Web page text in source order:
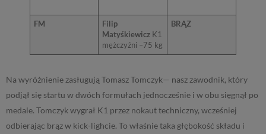
FM
Filip
Matyśkiewicz K1
mężczyźni –75 kg
BRĄZ
Na wyróżnienie zasługują Tomasz Tomczyk— nasz zawodnik, który
podjął się startu w dwóch formułach jednocześnie i w obu sięgnął po
medale. Tomczyk wygrał K1 przez nokaut techniczny, wcześniej
odbierając brąz w kick-lighcie. To właśnie taka głębokość składu i